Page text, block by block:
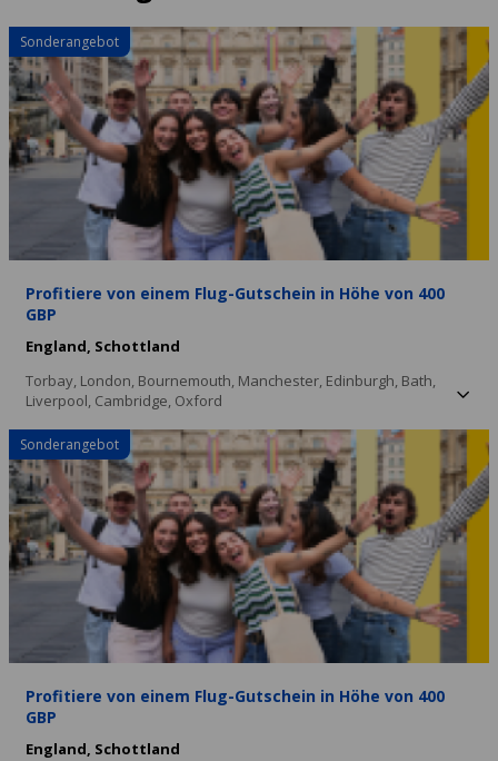
Sonderangebot
Profitiere von einem Flug-Gutschein in Höhe von 400
GBP
England, Schottland
Torbay, London, Bournemouth, Manchester, Edinburgh, Bath,
Liverpool, Cambridge, Oxford
Sonderangebot
Profitiere von einem Flug-Gutschein in Höhe von 400
GBP
England, Schottland